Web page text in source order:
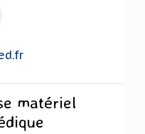
matériel